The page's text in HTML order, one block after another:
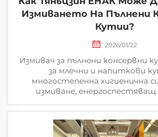
Измиването На Пълнени
Кутии?
2026/01/22
Измивач за пълнени консервни
за млечни и напиткови
многостепенна хигиенична
измиване, енергоспестяващ
Тяньцзин ЕНАК